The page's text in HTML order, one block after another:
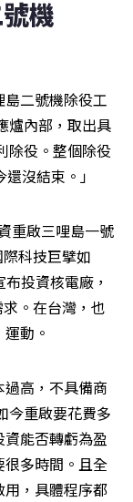
機
二號機除役工
爐內部，取出具
除役。整個除役
沒結束。」
重啟三哩島一號
科技巨擘如
投資核電廠，
。在台灣，也
動。
高，不具備商
今重啟要花費多
能否轉虧為盈
多時間。且全
，具體程序都